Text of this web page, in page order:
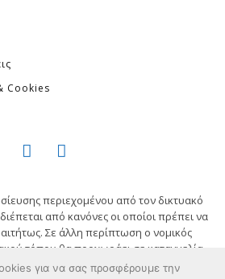
Cookies
περιεχομένου από τον δικτυακό
από κανόνες οι οποίοι πρέπει να
Σε άλλη περίπτωση ο νομικός
τόπου θα προχωράει σε καταγγελία,
θα προβεί σε όλες τις απαιτούμενες
για να σας προσφέρουμε την